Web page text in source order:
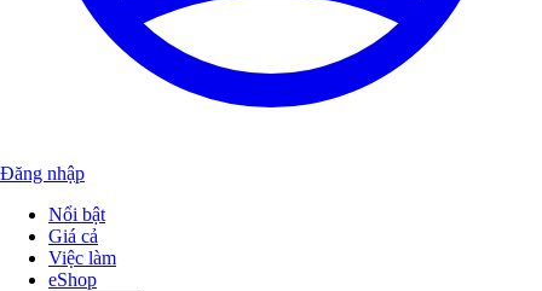
Đăng nhập
Nổi bật
Giá cả
Việc làm
eShop